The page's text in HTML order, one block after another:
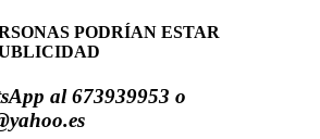
PODRÍAN ESTAR
al 673939953 o